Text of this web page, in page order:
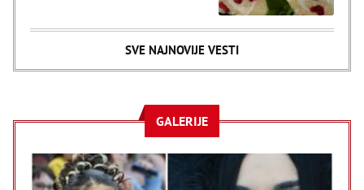
SVE NAJNOVIJE VESTI
GALERIJE